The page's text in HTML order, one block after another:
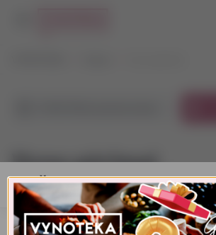
AMŽIAUS PATVIRTINIMAS
Vyno gėrimai
Pagal kainą
1-21iš30